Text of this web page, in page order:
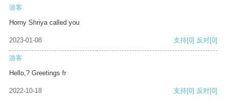
游客
Horny Shriya called you
2023-01-08 支持[0] 反对[0]
游客
Hello,? Greetings fr
2022-10-18 支持[0] 反对[0]